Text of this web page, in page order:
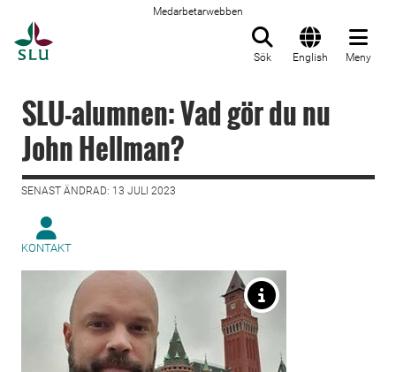
Medarbetarwebben
Sök English Meny
SLU-alumnen: Vad gör du nu
John Hellman?
SENAST ÄNDRAD: 13 JULI 2023
KONTAKT